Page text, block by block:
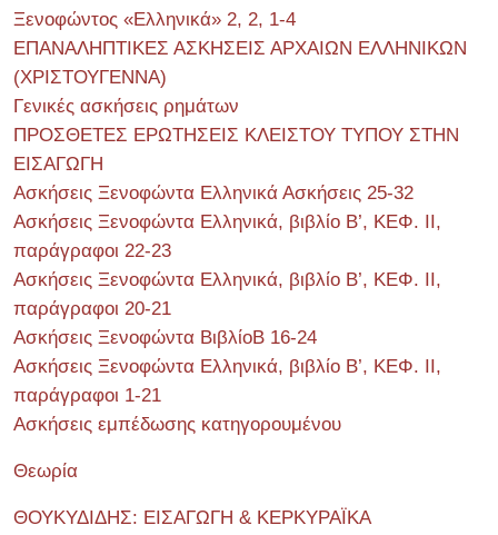
Ξενοφώντος «Ελληνικά» 2, 2, 1-4
ΕΠΑΝΑΛΗΠΤΙΚΕΣ ΑΣΚΗΣΕΙΣ ΑΡΧΑΙΩΝ ΕΛΛΗΝΙΚΩΝ
(ΧΡΙΣΤΟΥΓΕΝΝΑ)
Γενικές ασκήσεις ρημάτων
ΠΡΟΣΘΕΤΕΣ ΕΡΩΤΗΣΕΙΣ ΚΛΕΙΣΤΟΥ ΤΥΠΟΥ ΣΤΗΝ
ΕΙΣΑΓΩΓΗ
Ασκήσεις Ξενοφώντα Ελληνικά Ασκήσεις 25-32
Ασκήσεις Ξενοφώντα Ελληνικά, βιβλίο Β’, ΚΕΦ. II,
παράγραφοι 22-23
Ασκήσεις Ξενοφώντα Ελληνικά, βιβλίο Β’, ΚΕΦ. II,
παράγραφοι 20-21
Ασκήσεις Ξενοφώντα ΒιβλίοΒ 16-24
Ασκήσεις Ξενοφώντα Ελληνικά, βιβλίο Β’, ΚΕΦ. II,
παράγραφοι 1-21
Ασκήσεις εμπέδωσης κατηγορουμένου
Θεωρία
ΘΟΥΚΥΔΙΔΗΣ: ΕΙΣΑΓΩΓΗ & ΚΕΡΚΥΡΑΪΚΑ